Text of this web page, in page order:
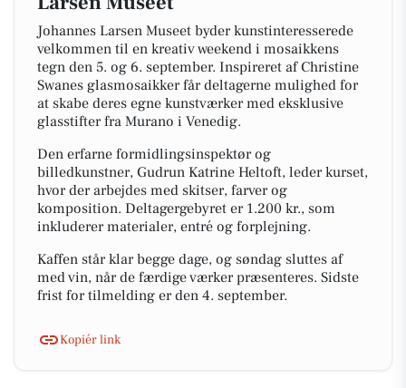
Johannes Larsen Museet byder kunstinteresserede
velkommen til en kreativ weekend i mosaikkens
tegn den 5. og 6. september. Inspireret af Christine
Swanes glasmosaikker får deltagerne mulighed for
at skabe deres egne kunstværker med eksklusive
glasstifter fra Murano i Venedig.
Den erfarne formidlingsinspektør og
billedkunstner, Gudrun Katrine Heltoft, leder kurset,
hvor der arbejdes med skitser, farver og
komposition. Deltagergebyret er 1.200 kr., som
inkluderer materialer, entré og forplejning.
Kaffen står klar begge dage, og søndag sluttes af
med vin, når de færdige værker præsenteres. Sidste
frist for tilmelding er den 4. september.
Kopiér link